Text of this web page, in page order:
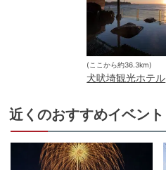
(ここから約36.3km)
犬吠埼観光ホテル
近くのおすすめイベント